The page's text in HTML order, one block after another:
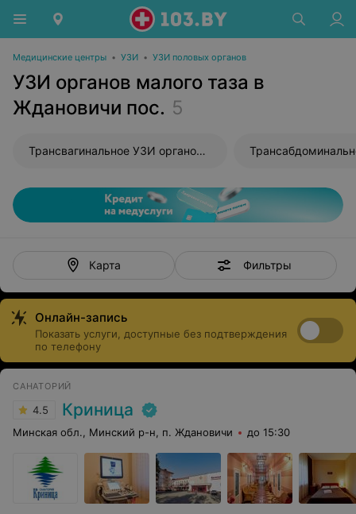
Медицинские центры • УЗИ • УЗИ половых органов
УЗИ органов малого таза в
Ждановичи пос. 5
Трансвагинальное УЗИ органов малого таза
Карта Фильтры
Онлайн-запись
Показать услуги, доступные без подтверждения
по телефону
САНАТОРИЙ
4.5 Криница
Минская обл., Минский р-н, п. Ждановичи до 15:30